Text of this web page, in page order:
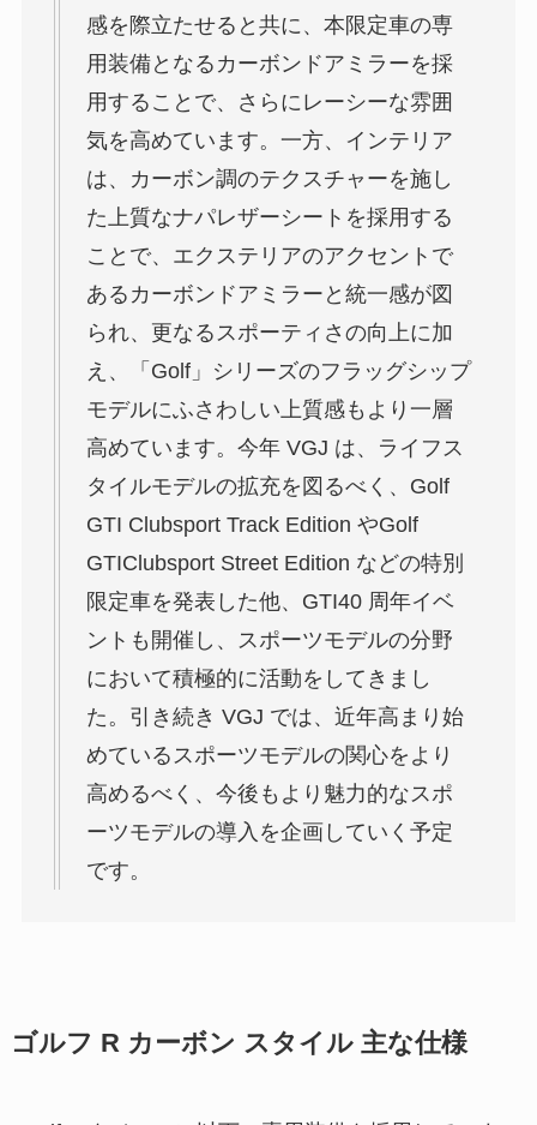
感を際立たせると共に、本限定車の専
用装備となるカーボンドアミラーを採
用することで、さらにレーシーな雰囲
気を高めています。一方、インテリア
は、カーボン調のテクスチャーを施し
た上質なナパレザーシートを採用する
ことで、エクステリアのアクセントで
あるカーボンドアミラーと統一感が図
られ、更なるスポーティさの向上に加
え、「Golf」シリーズのフラッグシップ
モデルにふさわしい上質感もより一層
高めています。今年 VGJ は、ライフス
タイルモデルの拡充を図るべく、Golf
GTI Clubsport Track Edition やGolf
GTIClubsport Street Edition などの特別
限定車を発表した他、GTI40 周年イベ
ントも開催し、スポーツモデルの分野
において積極的に活動をしてきまし
た。引き続き VGJ では、近年高まり始
めているスポーツモデルの関心をより
高めるべく、今後もより魅力的なスポ
ーツモデルの導入を企画していく予定
です。
ゴルフ R カーボン スタイル 主な仕様